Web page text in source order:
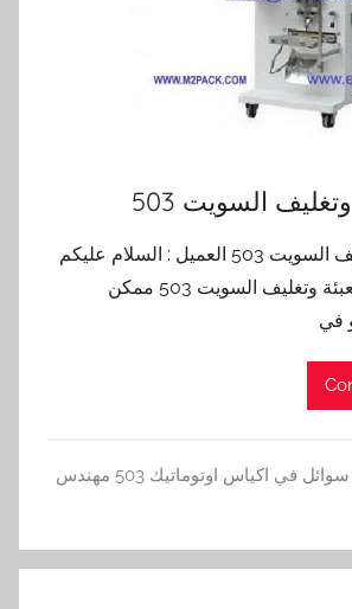
السويت 503
مشين تعبئة وتغليف السويت 503 العميل : السلام عليكم
بالنسبة للمشين تعبئة وتغليف السويت 503 ممكن
في
ماكينات تعبئة سوائل في اكياس اوتوماتيك 503 مهندس